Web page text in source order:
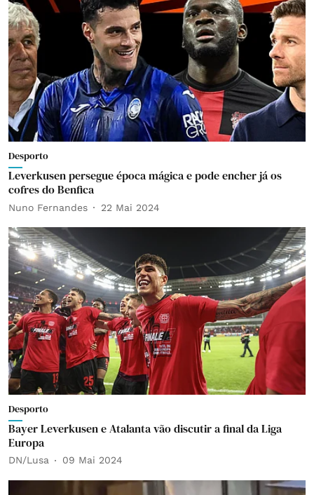
Desporto
Leverkusen persegue época mágica e pode encher já os
cofres do Benfica
Nuno Fernandes 22 Mai 2024
Desporto
Bayer Leverkusen e Atalanta vão discutir a final da Liga
Europa
DN/Lusa 09 Mai 2024